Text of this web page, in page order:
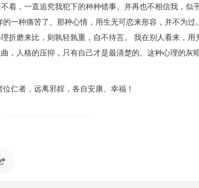
着，一直追究我犯下的种种错事。并再也不相信我，似
一种痛苦了。那种心情，用生无可恋来形容，并不为过
折磨来比，则孰轻孰重，自不待言。 我在别人看来，用
，人格的压抑，只有自己才是最清楚的。这种心理的灰
仁者，远离邪婬，各自安康、幸福！